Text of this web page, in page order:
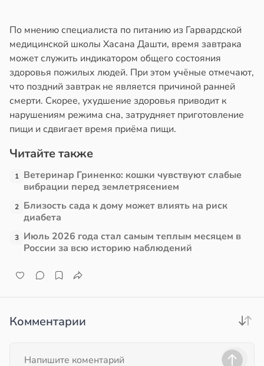
По мнению специалиста по питанию из Гарвардской
медицинской школы Хасана Дашти, время завтрака
может служить индикатором общего состояния
здоровья пожилых людей. При этом учёные отмечают,
что поздний завтрак не является причиной ранней
смерти. Скорее, ухудшение здоровья приводит к
нарушениям режима сна, затрудняет приготовление
пищи и сдвигает время приёма пищи.
Читайте также
1 Ветеринар Гриненко: кошки чувствуют слабые
вибрации перед землетрясением
2 Близость сада к дому может влиять на риск
диабета
3 Июль 2026 года стал самым теплым месяцем в
России за всю историю наблюдений
Комментарии
20:37